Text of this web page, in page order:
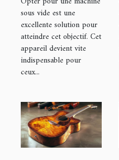
sous vide est une
excellente solution pour
atteindre cet objectif. Cet
appareil devient vite
indispensable pour
ceux...